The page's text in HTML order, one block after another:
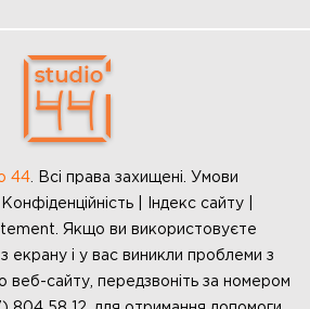
44
Всі права захищені. Умови
Конфіденційність | Індекс сайту |
Якщо ви використовуєте
екрану і у вас виникли проблеми з
веб-сайту, передзвоніть за номером